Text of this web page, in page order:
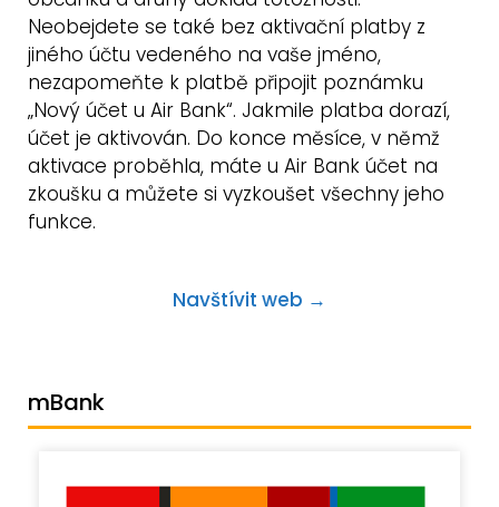
Neobejdete se také bez aktivační platby z
jiného účtu vedeného na vaše jméno,
nezapomeňte k platbě připojit poznámku
„Nový účet u Air Bank“. Jakmile platba dorazí,
účet je aktivován. Do konce měsíce, v němž
aktivace proběhla, máte u Air Bank účet na
zkoušku a můžete si vyzkoušet všechny jeho
funkce.
Navštívit web →
mBank